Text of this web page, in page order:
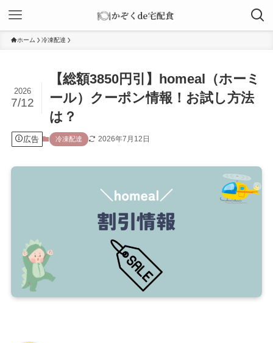
ホーム 冷凍配達
【総額3850円引】homeal（ホーミ
ール）クーポン情報！お試し方法
は？
2026
7/12
広告 冷凍配達 2026年7月12日